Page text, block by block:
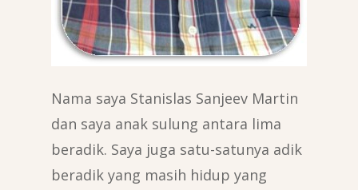
Nama saya Stanislas Sanjeev Martin
dan saya anak sulung antara lima
beradik. Saya juga satu-satunya adik
beradik yang masih hidup yang